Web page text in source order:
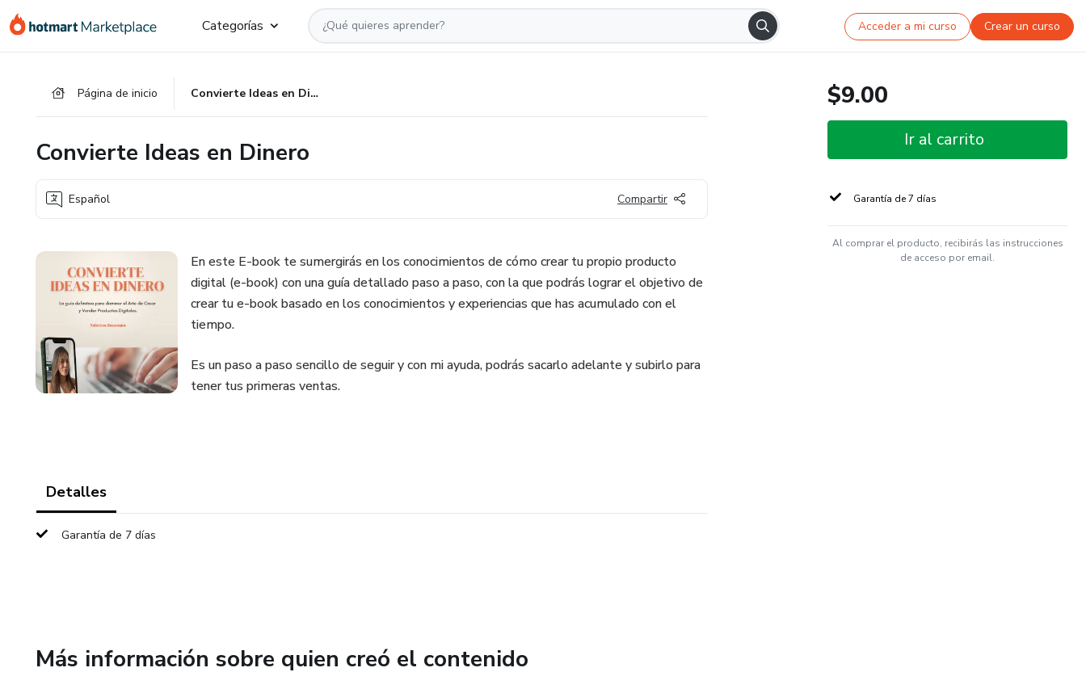
Categorías Acceder a mi curso Crear un curso
Página de inicio Convierte Ideas en Dinero
Convierte Ideas en Dinero
Español Compartir
En este E-book te sumergirás en los conocimientos de cómo crear tu propio producto
digital (e-book) con una guía detallado paso a paso, con la que podrás lograr el objetivo de
crear tu e-book basado en los conocimientos y experiencias que has acumulado con el
tiempo.
Es un paso a paso sencillo de seguir y con mi ayuda, podrás sacarlo adelante y subirlo para
tener tus primeras ventas.
Detalles
Garantía de 7 días
Más información sobre quien creó el contenido
$9.00
Ir al carrito
Garantía de 7 días
Al comprar el producto, recibirás las instrucciones
de acceso por email.